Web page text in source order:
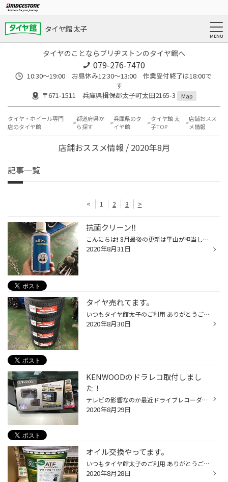
タイヤ館 太子
タイヤのことならブリヂストンのタイヤ館へ
079-276-7470
10:30～19:00 お昼休み12:30～13:00 作業受付終了は18:00で
す
〒671-1511 兵庫県揖保郡太子町太田2165-3
Map
タイヤ・ホイール専門
店のタイヤ館
都道府県か
ら探す
兵庫県のタ
イヤ館
タイヤ館 太
子TOP
店舗おスス
メ情報
店舗おススメ情報 / 2020年8月
記事一覧
< 1 2 3 >
抗菌クリーン‼️
こんにちは❗️ 8月最後の更新は平山が担当しますd(￣ ￣) 今回は今のご時世にピッタリの 『抗菌クリーン』を紹介します(´∀｀=) 車内＆エアコン内部消臭・抗菌‼️ 施工されたお客様からは・・・・｢スッキリした‼️爽やかになった‼️｣ との声を多く頂いております(๑˃̵ᴗ˂̵) わずか15分の施工時間でスッキ...
2020年8月31日
タイヤ売れてます。
いつもタイヤ館太子のご利用 ありがとうございます スタッフのきむらです(⌒▽⌒) 今日はポテンザのS001RFTの交換しました！ スポーティーでかっこいいですねー( ´ ▽ ` )d 当店はランフラットタイヤの取り扱い店ですので、 ご気軽にお申し付けくださいm(_ _)m
2020年8月30日
KENWOODのドラレコ取付しまし
た！
テレビの影響なのか最近ドライブレコーダーの問い合わせが急増しています。 つい先日もコムテックのドラレコをこちらでご紹介致しましたが 本日はケンウッドの前後撮影モデル『DRV-MR745』を取付致しました。 後方のスモークガラスやプライバシーガラスでは夜の撮影が暗くなっていましたが このモデ...
2020年8月29日
オイル交換やってます。
いつもタイヤ館太子のご利用 ありがとうございます スタッフの木村です オートマチックオイル交換やってますので 御気軽にお寄りください！
2020年8月28日